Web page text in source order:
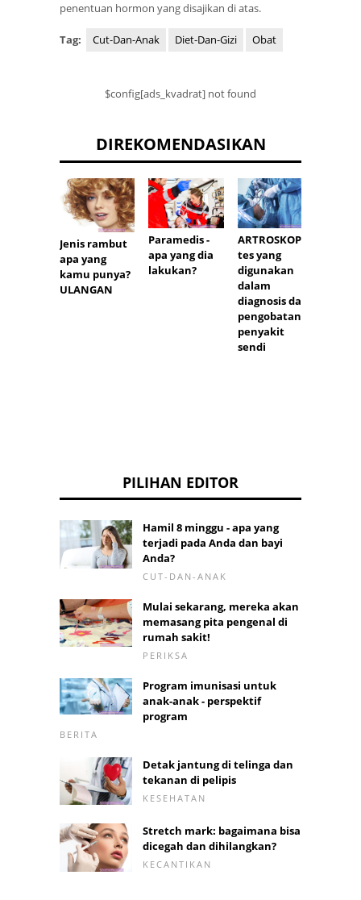
penentuan hormon yang disajikan di atas.
Tag: Cut-Dan-Anak Diet-Dan-Gizi Obat
$config[ads_kvadrat] not found
DIREKOMENDASIKAN
Jenis rambut
apa yang
kamu punya?
ULANGAN
Paramedis -
apa yang dia
lakukan?
ARTROSKOPI -
tes yang
digunakan
dalam
diagnosis dan
pengobatan
penyakit
sendi
PILIHAN EDITOR
Hamil 8 minggu - apa yang
terjadi pada Anda dan bayi
Anda?
CUT-DAN-ANAK
Mulai sekarang, mereka akan
memasang pita pengenal di
rumah sakit!
PERIKSA
Program imunisasi untuk
anak-anak - perspektif
program
BERITA
Detak jantung di telinga dan
tekanan di pelipis
KESEHATAN
Stretch mark: bagaimana bisa
dicegah dan dihilangkan?
KECANTIKAN